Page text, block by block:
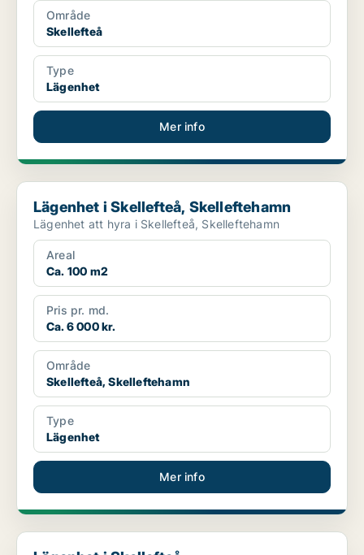
Område
Skellefteå
Type
Lägenhet
Mer info
Lägenhet i Skellefteå, Skelleftehamn
Lägenhet i Skellefteå, Skelleftehamn
Lägenhet att hyra i Skellefteå, Skelleftehamn
Areal
Ca. 100 m2
Pris pr. md.
Ca. 6 000 kr.
Område
Skellefteå, Skelleftehamn
Type
Lägenhet
Mer info
Lägenhet i Skellefteå